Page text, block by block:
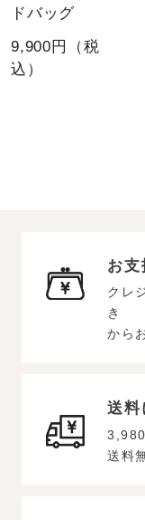
ドバッグ
9,900円（税
込）
お支
クレ
き
から
送料
送料